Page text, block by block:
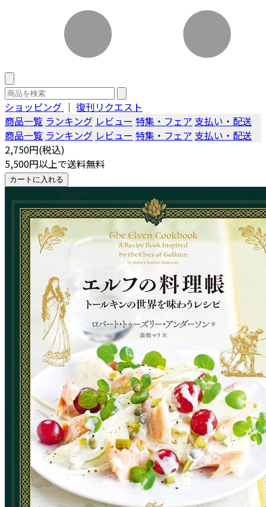
ショッピング ｜ 復刊リクエスト
商品一覧 ランキング レビュー 特集・フェア 支払い・配送
商品一覧 ランキング レビュー 特集・フェア 支払い・配送
2,750円(税込)
5,500円以上で送料無料
カートに入れる